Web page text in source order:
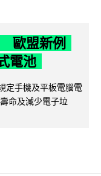
歐盟新例
電池
定手機及平板電腦電
命及減少電子垃